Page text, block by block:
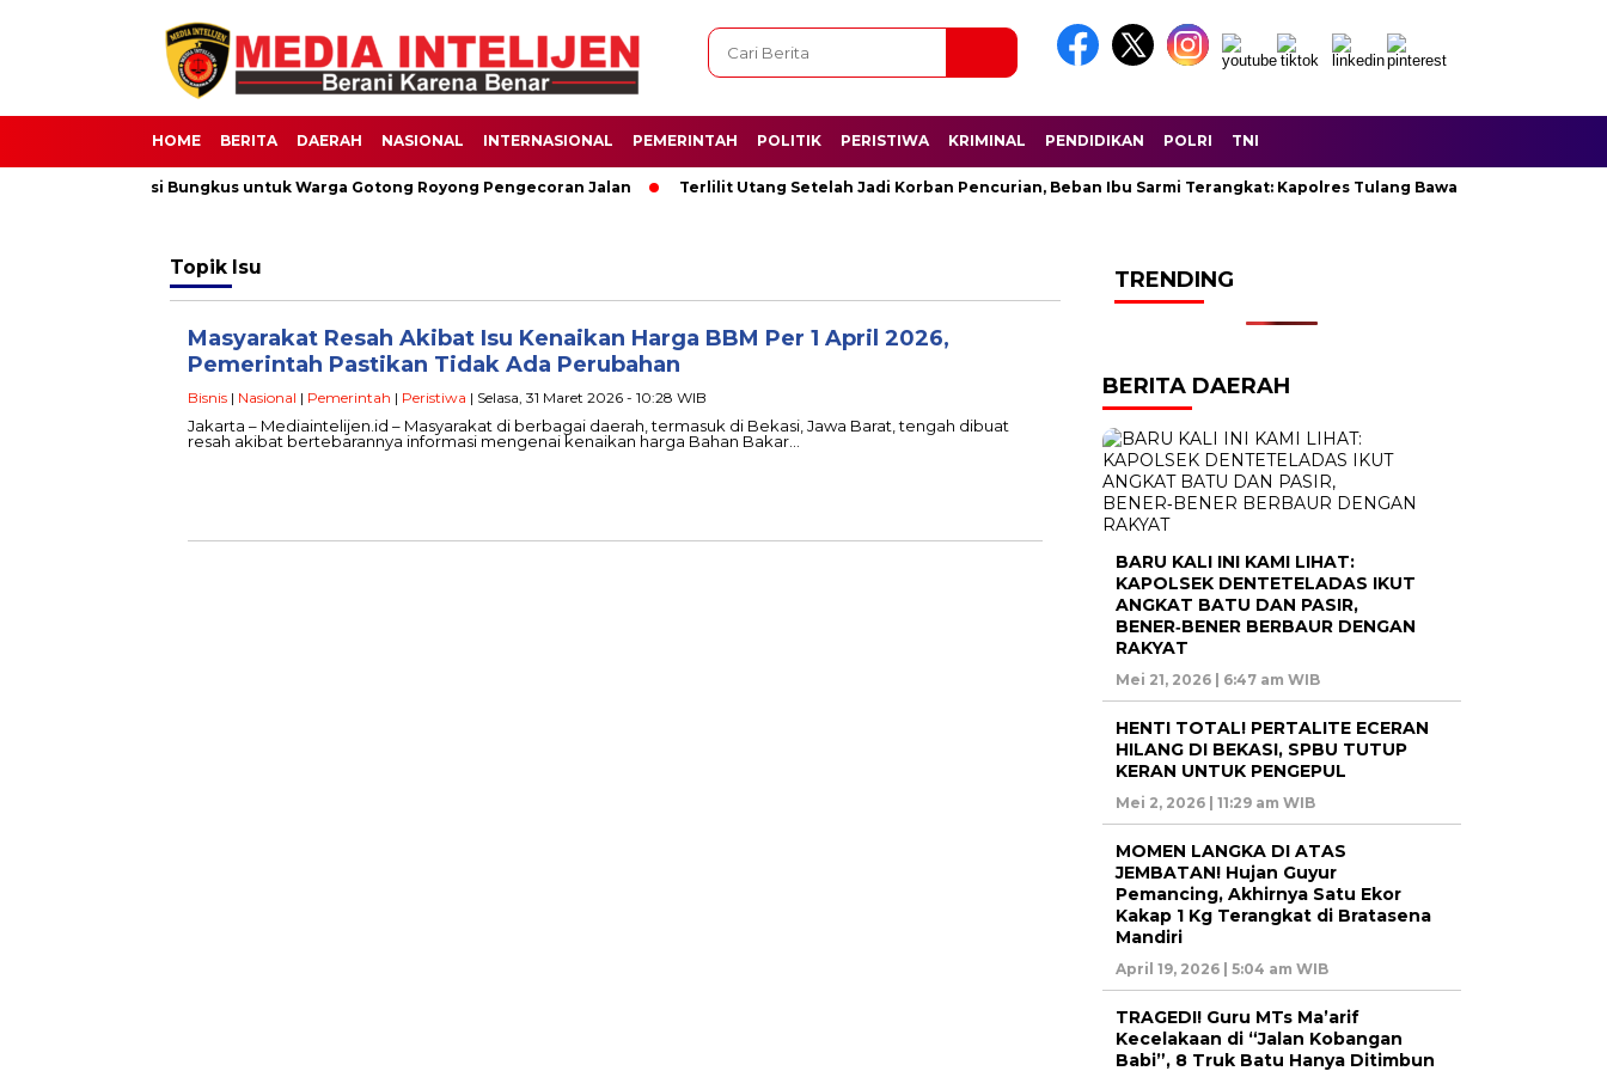
HOME BERITA DAERAH NASIONAL INTERNASIONAL PEMERINTAH POLITIK PERISTIWA KRIMINAL PENDIDIKAN POLRI TNI
Berbagi 30 Nasi Bungkus untuk Warga Gotong Royong Pengecoran Jalan Terlilit Utang Setelah Jadi Korban Pencurian, Beban Ibu Sarmi Terangkat: Kapolres Tulang Bawang Lunasi Seluruh
Topik Isu
Masyarakat Resah Akibat Isu Kenaikan Harga BBM Per 1 April 2026,
Pemerintah Pastikan Tidak Ada Perubahan
Bisnis | Nasional | Pemerintah | Peristiwa | Selasa, 31 Maret 2026 - 10:28 WIB
Jakarta – Mediaintelijen.id – Masyarakat di berbagai daerah, termasuk di Bekasi, Jawa Barat, tengah dibuat
resah akibat bertebarannya informasi mengenai kenaikan harga Bahan Bakar…
TRENDING
BERITA DAERAH
BARU KALI INI KAMI LIHAT:
KAPOLSEK DENTETELADAS IKUT
ANGKAT BATU DAN PASIR,
BENER‑BENER BERBAUR DENGAN
RAKYAT
Mei 21, 2026 | 6:47 am WIB
HENTI TOTAL! PERTALITE ECERAN
HILANG DI BEKASI, SPBU TUTUP
KERAN UNTUK PENGEPUL
Mei 2, 2026 | 11:29 am WIB
MOMEN LANGKA DI ATAS
JEMBATAN! Hujan Guyur
Pemancing, Akhirnya Satu Ekor
Kakap 1 Kg Terangkat di Bratasena
Mandiri
April 19, 2026 | 5:04 am WIB
TRAGEDI! Guru MTs Ma’arif
Kecelakaan di “Jalan Kobangan
Babi”, 8 Truk Batu Hanya Ditimbun